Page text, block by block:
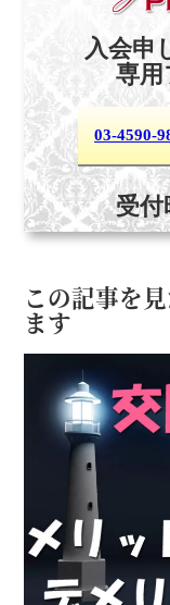
入会申
専
03-4590-
受付
この記事を
ます